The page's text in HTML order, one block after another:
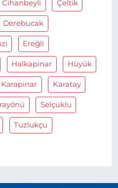
Cihanbeyli Çeltik
Derebucak
Ereğli
Halkapinar Hüyük
Karapinar Karatay
Selçuklu
Tuzlukçu